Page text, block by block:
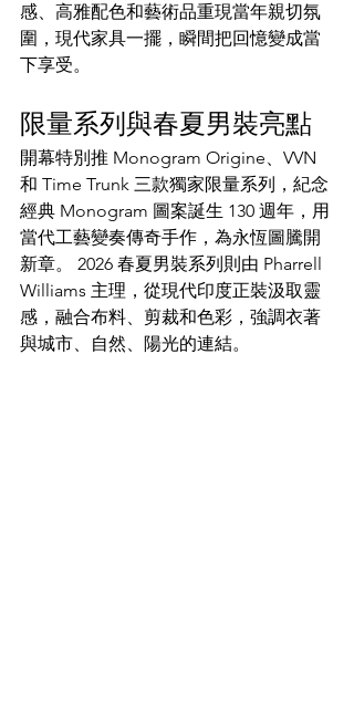
感、高雅配色和藝術品重現當年親切氛
圍，現代家具一擺，瞬間把回憶變成當
下享受。​
限量系列與春夏男裝亮點
開幕特別推 Monogram Origine、VVN
和 Time Trunk 三款獨家限量系列，紀念
經典 Monogram 圖案誕生 130 週年，用
當代工藝變奏傳奇手作，為永恆圖騰開
新章。 2026 春夏男裝系列則由 Pharrell
Williams 主理，從現代印度正裝汲取靈
感，融合布料、剪裁和色彩，強調衣著
與城市、自然、陽光的連結。​